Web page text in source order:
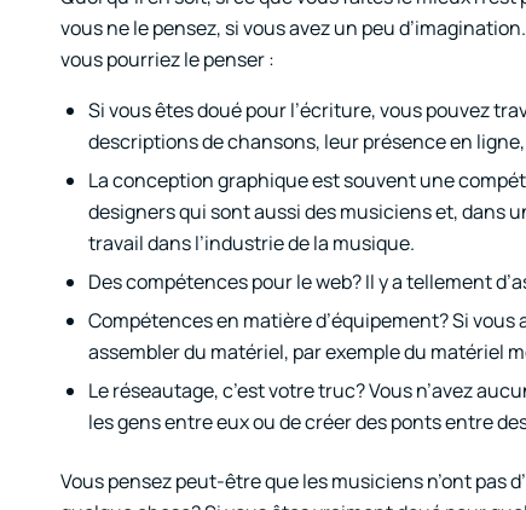
vous ne le pensez, si vous avez un peu
vous pourriez le penser :
Si vous êtes doué pour l’écriture, vous pouvez
descriptions de chansons, leur présence en
La conception graphique est souvent une
designers qui sont aussi des musiciens et, dans
travail dans l’industrie de la musique.
Des compétences pour le web? Il y a tellement
Compétences en matière d’équipement? Si
assembler du matériel, par exemple du matériel
Le réseautage, c’est votre truc? Vous n’avez
les gens entre eux ou de créer des ponts entre
Vous pensez peut-être que les musiciens n’ont pas